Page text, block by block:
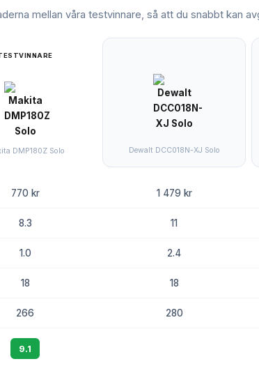
mellan våra testvinnare, så att du snabbt kan
DMP180Z Solo Dewalt ‎DCC018N-XJ Solo
770 kr 1 479 kr
8.3 11
1.0 2.4
18 18
266 280
9.1